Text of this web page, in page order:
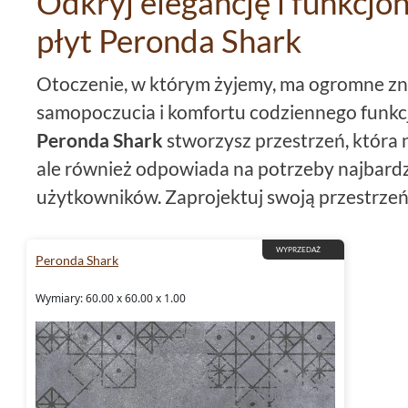
płyt Peronda Shark
Otoczenie, w którym żyjemy, ma ogromne
samopoczucia i komfortu codziennego
Peronda Shark stworzysz przestrzeń, która
ale również odpowiada na potrzeby
użytkowników. Zaprojektuj swoją
Estetyka i trwałość w jednym
Peronda Shark
Płytki 60x60z kolekcji Peronda Shark to
którzy cenią sobie nie tylko estetyczny
WYPRZEDAŻ
Peronda Shark
Wymiary: 60.00 x 60.00 x 1.00